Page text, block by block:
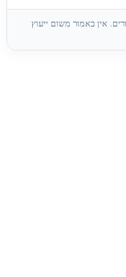
אין באמור משום ייעוץ